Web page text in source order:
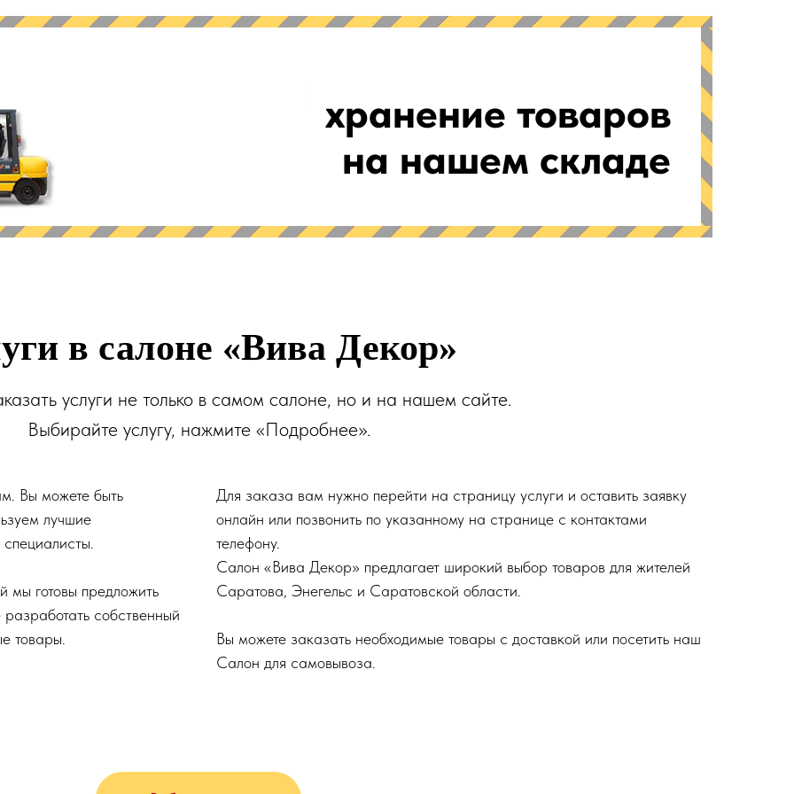
хранение товаров
на нашем складе
в салоне «Вива Декор»
услуги не только в самом салоне, но и на нашем сайте.
Выбирайте услугу, нажмите «Подробнее».
Вы можете быть
лучшие
мы готовы предложить
собственный
товары.
Для заказа вам нужно перейти на страницу услуги и оставить заявку
онлайн или позвонить по указанному на странице с контактами
телефону.
Салон «Вива Декор» предлагает широкий выбор товаров для жителей
Саратова, Энегельс и Саратовской области.
Вы можете заказать необходимые товары с доставкой или посетить наш
Салон для самовывоза.